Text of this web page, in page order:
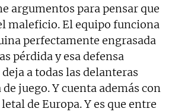
argumentos para pensar que
maleficio. El equipo funciona
perfectamente engrasada
pérdida y esa defensa
a todas las delanteras
juego. Y cuenta además con
de Europa. Y es que entre